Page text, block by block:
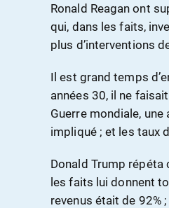
Ronald Reagan ont
qui, dans les faits,
plus d’interventions
Il est grand temps
années 30, il ne
Guerre mondiale,
impliqué ; et les taux
Donald Trump répéta
les faits lui donnent
revenus était de 92%